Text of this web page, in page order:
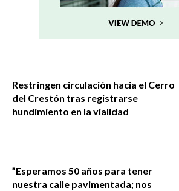
Restringen circulación hacia el Cerro
del Crestón tras registrarse
hundimiento en la vialidad
”Esperamos 50 años para tener
nuestra calle pavimentada; nos